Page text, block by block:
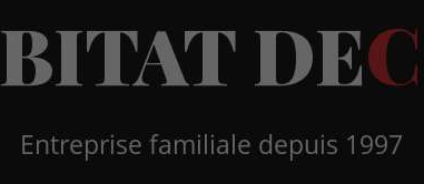
BITATDEC
Entreprise familiale depuis 1997